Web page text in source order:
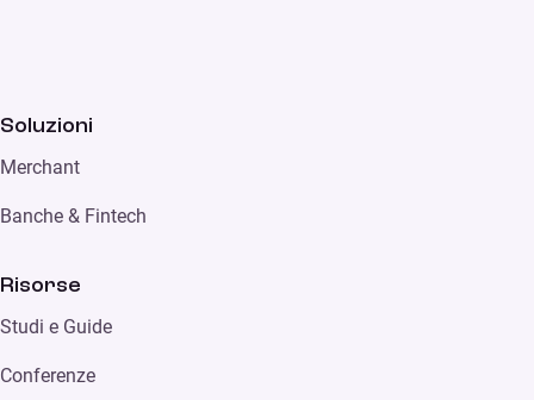
Soluzioni
Merchant
Banche & Fintech
Risorse
Studi e Guide
Conferenze